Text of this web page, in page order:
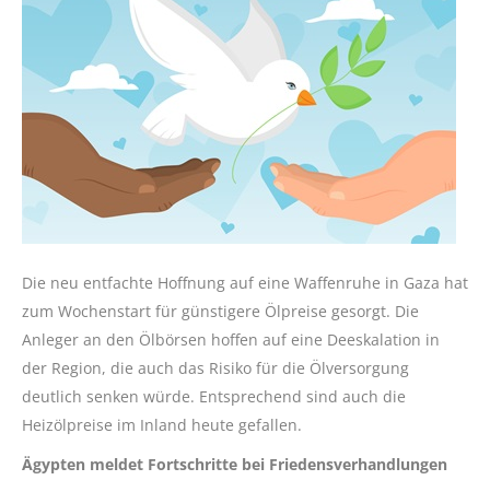
Die neu entfachte Hoffnung auf eine Waffenruhe in Gaza hat
zum Wochenstart für günstigere Ölpreise gesorgt. Die
Anleger an den Ölbörsen hoffen auf eine Deeskalation in
der Region, die auch das Risiko für die Ölversorgung
deutlich senken würde. Entsprechend sind auch die
Heizölpreise im Inland heute gefallen.
Ägypten meldet Fortschritte bei Friedensverhandlungen